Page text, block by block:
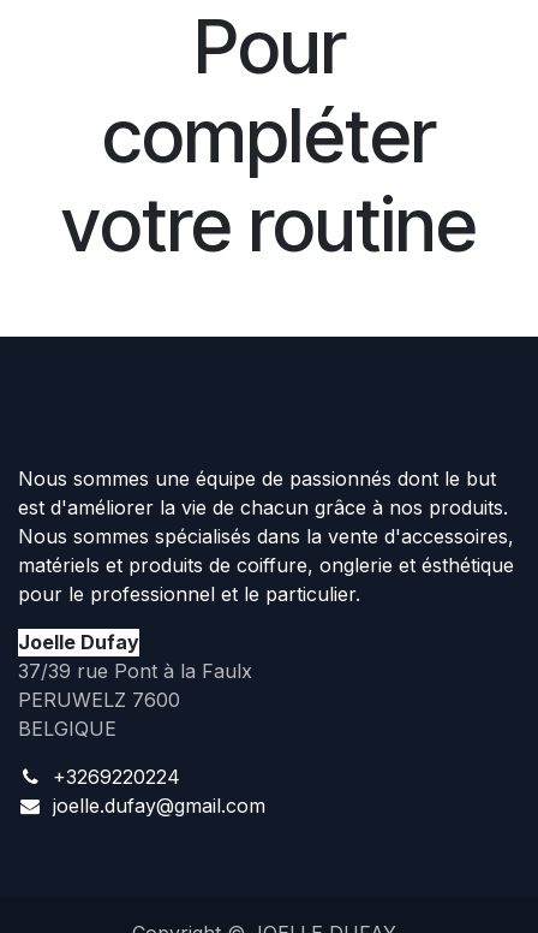
Pour
compléter
votre routine
Nous sommes une équipe de passionnés dont le but
est d'améliorer la vie de chacun grâce à nos produits.
Nous sommes spécialisés dans la vente d'accessoires,
matériels et produits de coiffure, onglerie et ésthétique
pour le professionnel et le particulier.
Joelle Dufay
37/39 rue Pont à la Faulx
PERUWELZ 7600
BELGIQUE
+3269220224
joelle.dufay@gmail.com